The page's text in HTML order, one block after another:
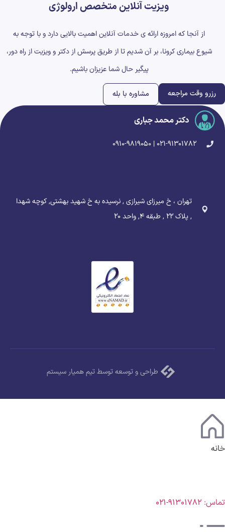
ویزیت آنلاین متخصص ارولوژی
از آنجا که امروزه ارائه ی خدمات آنلاین اهمیت بالایی دارد و با توجه به
شیوع بیماری کرونا، بر آن شدیم تا از طریق پرسش از دکتر و ویزیت از راه دور،
پیگیر حال شما عزیزان باشیم.
رزرو وقت مراجعه مشاوره با بله
دکتر محمد جباری
۰۲۱-۹۱۳۰۱۷۸۲ | ۰۹۱۰-۹۸۱۹۰۵۰
تهران ، خ میرزای شیرازی , نرسیده به خ شهید بهشتی, کوچه شهدا
, پلاک ۲۲ , طبقه ۴, واحد ۲۰
طراحی و توسعه توسط تیم همیار سیستم
خانه
تماس: ۹۱۳۰۱۷۸۲-۰۲۱